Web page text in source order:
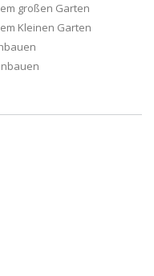
großen Garten
Kleinen Garten